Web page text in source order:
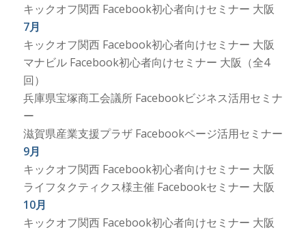
キックオフ関西 Facebook初心者向けセミナー 大阪
7月
キックオフ関西 Facebook初心者向けセミナー 大阪
マナビル Facebook初心者向けセミナー 大阪（全4
回）
兵庫県宝塚商工会議所 Facebookビジネス活用セミナ
ー
滋賀県産業支援プラザ Facebookページ活用セミナー
9月
キックオフ関西 Facebook初心者向けセミナー 大阪
ライフタクティクス様主催 Facebookセミナー 大阪
10月
キックオフ関西 Facebook初心者向けセミナー 大阪